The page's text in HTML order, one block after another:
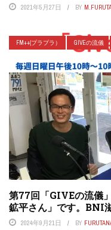
2021年5月27日 BY
FM++(プラプラ） GIVEの流儀
第77回「GIVEの流儀
鉱平さん」です。BNI
2024年9月21日 BY